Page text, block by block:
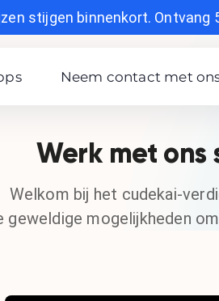
stijgen binnenkort.
Neem contact met
Werk met ons
Welkom bij het cudekai-
geweldige mogelijkheden